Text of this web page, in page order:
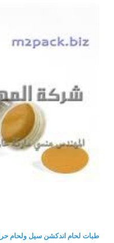
طبات لحام اندكشن سيل ولحام